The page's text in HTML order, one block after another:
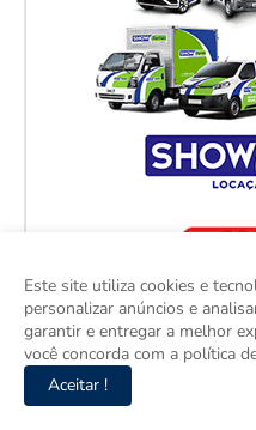
Este site utiliza cookies e
personalizar anúncios e
garantir e entregar a melhor
você concorda com a política
Aceitar !